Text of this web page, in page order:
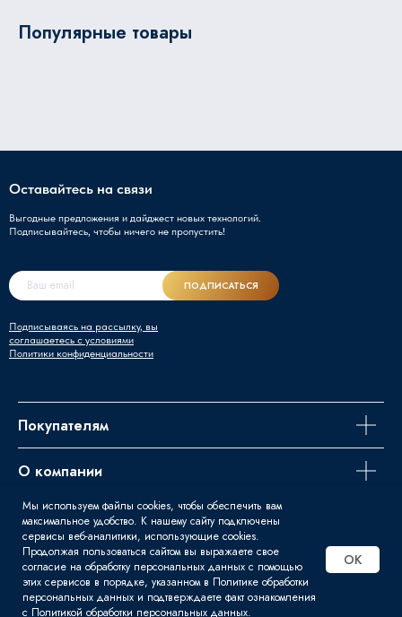
Мы используем файлы cookies, чтобы обеспечить вам
максимальное удобство. К нашему сайту подключены
сервисы веб-аналитики, использующие cookies.
Продолжая пользоваться сайтом вы выражаете свое
согласие на обработку персональных данных с помощью
этих сервисов в порядке, указанном в Политике обработки
персональных данных и подтверждаете факт ознакомления
с Политикой обработки персональных данных.
OK
Популярные товары
Оставайтесь на связи
Выгодные предложения и дайджест новых технологий.
Подписывайтесь, чтобы ничего не пропустить!
Подписываясь на рассылку, вы
соглашаетесь с условиями
Политики конфиденциальности
ПОДПИСАТЬСЯ
Покупателям
О компании
Задайте вопрос
© 2016 - 2026 | Svart - Продажа
сварочного оборудования